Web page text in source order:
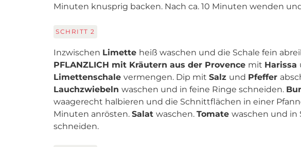
Minuten knusprig backen. Nach ca. 10 Minuten wenden
SCHRITT 2
Inzwischen Limette heiß waschen und die Schale fein
PFLANZLICH mit Kräutern aus der Provence mit Harissa
Limettenschale vermengen. Dip mit Salz und Pfeffer
Lauchzwiebeln waschen und in feine Ringe schneiden.
waagerecht halbieren und die Schnittflächen in einer
Minuten anrösten. Salat waschen. Tomate waschen und in
schneiden.